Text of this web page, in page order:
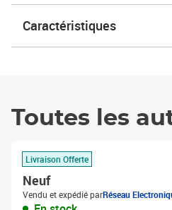
Caractéristiques
Toutes les
Livraison Offerte
Neuf
Vendu et expédié parRéseau